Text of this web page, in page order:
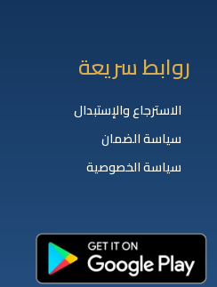
روابط سريعة
الاسترجاع والإستبدال
سياسة الضمان
سياسة الخصوصية